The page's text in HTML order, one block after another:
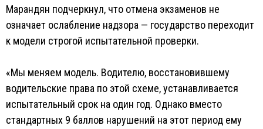
Марандян подчеркнул, что отмена экзаменов не
означает ослабление надзора — государство переходит
к модели строгой испытательной проверки.
«Мы меняем модель. Водителю, восстановившему
водительские права по этой схеме, устанавливается
испытательный срок на один год. Однако вместо
стандартных 9 баллов нарушений на этот период ему